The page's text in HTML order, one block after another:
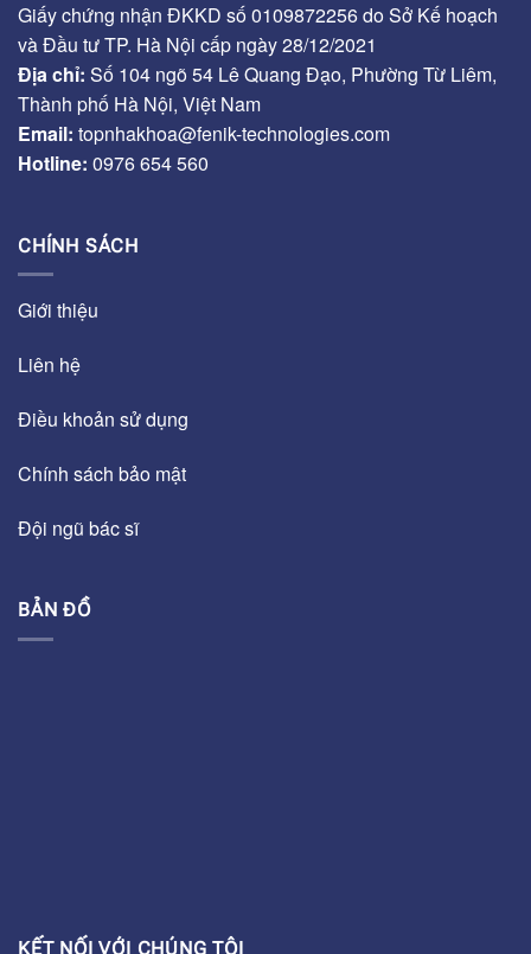
Giấy chứng nhận ĐKKD số 0109872256 do Sở Kế hoạch
và Đầu tư TP. Hà Nội cấp ngày 28/12/2021
Địa chỉ: Số 104 ngõ 54 Lê Quang Đạo, Phường Từ Liêm,
Thành phố Hà Nội, Việt Nam
Email: topnhakhoa@fenik-technologies.com
Hotline: 0976 654 560
CHÍNH SÁCH
Giới thiệu
Liên hệ
Điều khoản sử dụng
Chính sách bảo mật
Đội ngũ bác sĩ
BẢN ĐỒ
KẾT NỐI VỚI CHÚNG TÔI